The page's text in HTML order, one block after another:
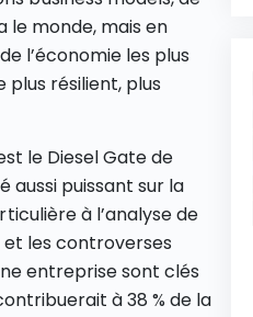
le monde, mais en
l’économie les plus
résilient, plus
le Diesel Gate de
aussi puissant sur la
à l’analyse de
les controverses
entreprise sont clés
à 38 % de la